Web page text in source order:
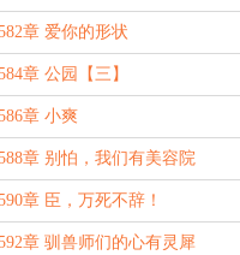
章 爱你的形状
章 公园【三】
章 小爽
章 别怕，我们有美容院
章 臣，万死不辞！
章 驯兽师们的心有灵犀